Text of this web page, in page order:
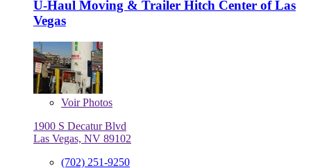
U-Haul Moving & Trailer Hitch Center of Las
Vegas
VoirPhotos
1900 S Decatur Blvd
Las Vegas, NV 89102
(702) 251-9250